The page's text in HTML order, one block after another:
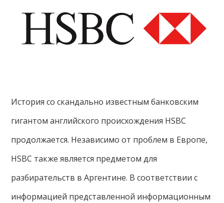
История со скандально известным банковским
гигантом английского происхождения HSBC
продолжается. Независимо от проблем в Европе,
HSBC также является предметом для
разбирательств в Аргентине. В соответствии с
информацией представленной информационным